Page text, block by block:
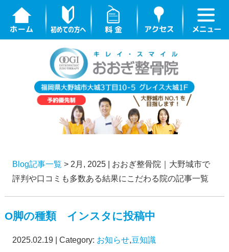
Blog記事一覧 > 2月, 2025 | おおぎ整骨院｜大野城市で
評判や口コミも多数ある結果にこだわる院の記事一覧
O脚の種類 インスタに投稿中
2025.02.19 | Category: お知らせ,豆知識